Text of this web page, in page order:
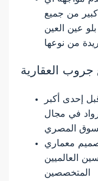
من جميع
عين العين
من نوعها
العقارية
إحدى أكبر
في مجال
المصري
معماري
العالميين
المتخصصين